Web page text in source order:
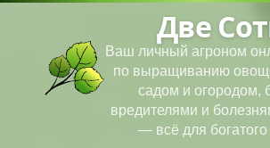
Перейти
Две
Ваш личный агроном
по выращиванию
садом и огородом,
вредителями и
— всё для